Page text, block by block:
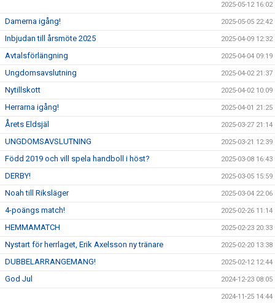
2025-05-12 16:02
Damerna igång! 2025-05-05 22:42
Inbjudan till årsmöte 2025 2025-04-09 12:32
Avtalsförlängning 2025-04-04 09:19
Ungdomsavslutning 2025-04-02 21:37
Nytillskott 2025-04-02 10:09
Herrarna igång! 2025-04-01 21:25
Årets Eldsjäl 2025-03-27 21:14
UNGDOMSAVSLUTNING 2025-03-21 12:39
Född 2019 och vill spela handboll i höst? 2025-03-08 16:43
DERBY! 2025-03-05 15:59
Noah till Riksläger 2025-03-04 22:06
4-poängs match! 2025-02-26 11:14
HEMMAMATCH 2025-02-23 20:33
Nystart för herrlaget, Erik Axelsson ny tränare 2025-02-20 13:38
DUBBELARRANGEMANG! 2025-02-12 12:44
God Jul 2024-12-23 08:05
2024-11-25 14:44